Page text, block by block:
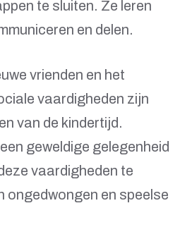
te sluiten. Ze leren
en delen.
vrienden en het
vaardigheden zijn
van de kindertijd.
geweldige gelegenheid
vaardigheden te
ongedwongen en speelse